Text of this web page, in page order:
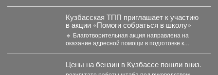
Кузбасская ТПП приглашает к участию
в акции «Помоги собраться в школу»
🔹 Благотворительная акция направлена на
оказание адресной помощи в подготовке к
Цены на бензин в Кузбассе пошли вниз.